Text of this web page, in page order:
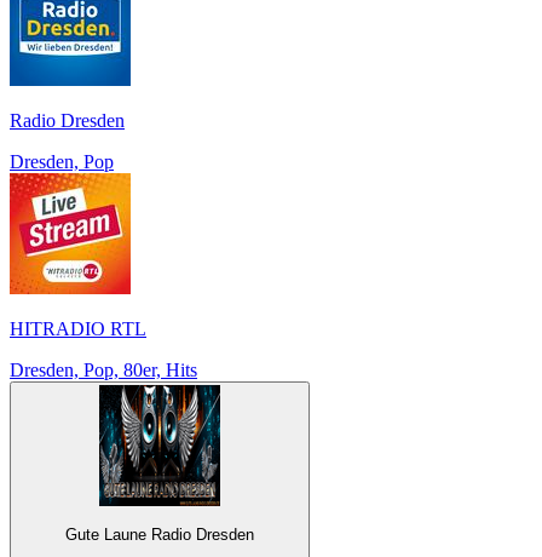
Radio Dresden
Dresden, Pop
HITRADIO RTL
Dresden, Pop, 80er, Hits
Gute Laune Radio Dresden